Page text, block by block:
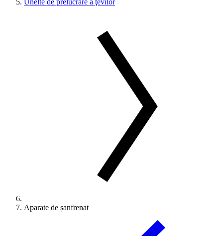
Unelte de prelucrare a ţevilor
Aparate de șanfrenat